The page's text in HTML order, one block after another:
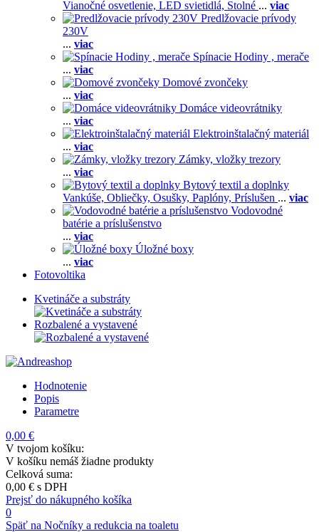
Vianočné osvetlenie, LED svietidlá, Stolné ... viac
Predlžovacie prívody
230V
... viac
Spínacie Hodiny , merače
... viac
Domové zvončeky
... viac
Domáce videovrátniky
... viac
Elektroinštalačný materiál
... viac
Zámky, vložky trezory
... viac
Bytový textil a doplnky
Vankúše, Obliečky, Osušky, Paplóny, Príslušen ... viac
Vodovodné
batérie a príslušenstvo
... viac
Úložné boxy
... viac
Fotovoltika
Kvetináče a substráty
Rozbalené a vystavené
Hodnotenie
Popis
Parametre
0,00 €
V tvojom košíku:
V košíku nemáš žiadne produkty
Celková suma:
0,00 € s DPH
Prejsť do nákupného košíka
0
Späť na Nočníky a redukcia na toaletu